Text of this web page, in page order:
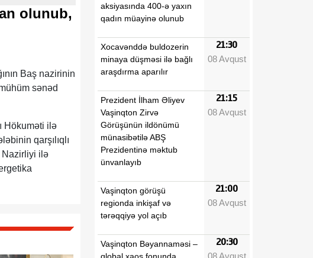
olunub,
Baş nazirinin
sənəd
Hökuməti ilə
qarşılıqlı
Nazirliyi ilə
aksiyasında 400-ə yaxın
qadın müayinə olunub
Xocavənddə buldozerin
minaya düşməsi ilə bağlı
araşdırma aparılır
21:30
08 Avqust
Prezident İlham Əliyev
Vaşinqton Zirvə
Görüşünün ildönümü
münasibətilə ABŞ
Prezidentinə məktub
ünvanlayıb
21:15
08 Avqust
Vaşinqton görüşü
regionda inkişaf və
tərəqqiyə yol açıb
21:00
08 Avqust
Vaşinqton Bəyannaməsi –
20:30
08 Avqust